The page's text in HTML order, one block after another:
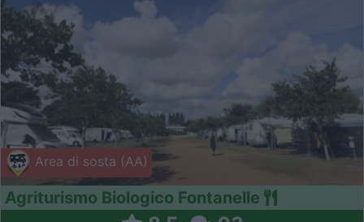
Area di sosta (AA)
Agriturismo Biologico Fontanelle